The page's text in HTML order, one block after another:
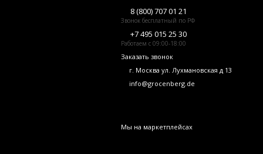
8 (800) 707 01 21
Звонок бесплатный по РФ
+7 495 015 25 30
Работаем с 09:00-18:00
Заказать звонок
г. Москва ул. Лухмановская д 13
info@grocenberg.de
Мы на маркетплейсах